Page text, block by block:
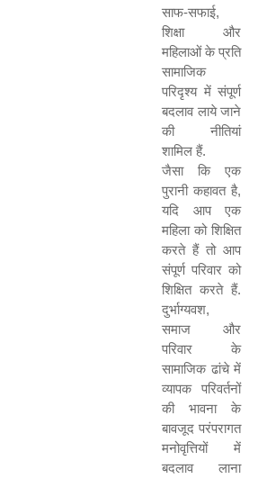
साफ-सफाई,
शिक्षा और
महिलाओं के प्रति
सामाजिक
परिदृश्य में संपूर्ण
बदलाव लाये जाने
की नीतियां
शामिल हैं.
जैसा कि एक
पुरानी कहावत है,
यदि आप एक
महिला को शिक्षित
करते हैं तो आप
संपूर्ण परिवार को
शिक्षित करते हैं.
दुर्भाग्यवश,
समाज और
परिवार के
सामाजिक ढांचे में
व्यापक परिवर्तनों
की भावना के
बावजूद परंपरागत
मनोवृत्तियों में
बदलाव लाना